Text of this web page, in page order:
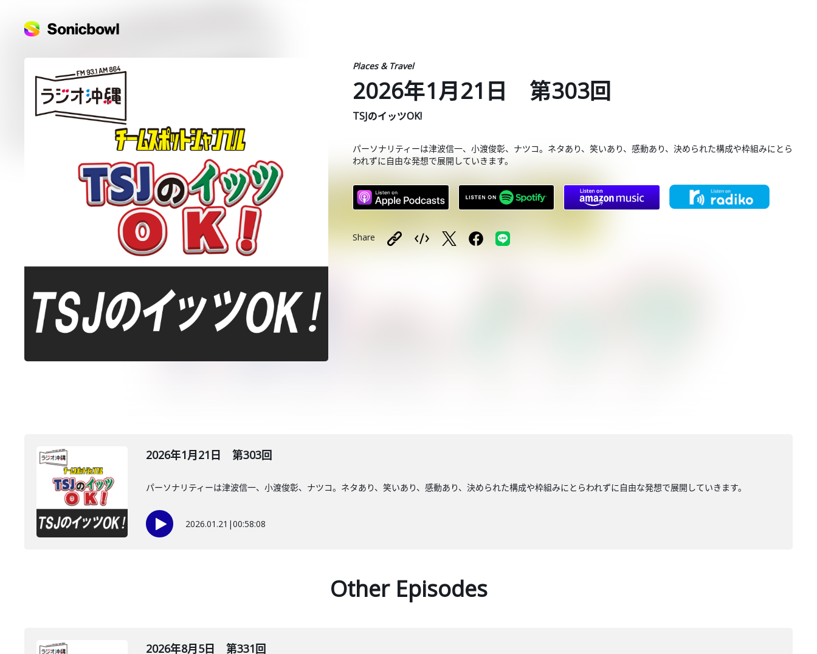
Places & Travel
2026年1月21日 第303回
TSJのイッツOK!
パーソナリティーは津波信一、小渡俊彰、ナツコ。ネタあり、笑いあり、感動あり、決められた構成や枠組みにとら
われずに自由な発想で展開していきます。
Share
2026年1月21日 第303回
パーソナリティーは津波信一、小渡俊彰、ナツコ。ネタあり、笑いあり、感動あり、決められた構成や枠組みにとらわれずに自由な発想で展開していきます。
2026.01.21 |00:58:08
Other Episodes
2026年8月5日 第331回